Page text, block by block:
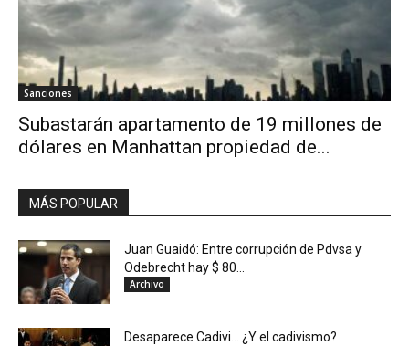
Sanciones
Subastarán apartamento de 19 millones de
dólares en Manhattan propiedad de...
MÁS POPULAR
Juan Guaidó: Entre corrupción de Pdvsa y
Odebrecht hay $ 80...
Archivo
Desaparece Cadivi… ¿Y el cadivismo?